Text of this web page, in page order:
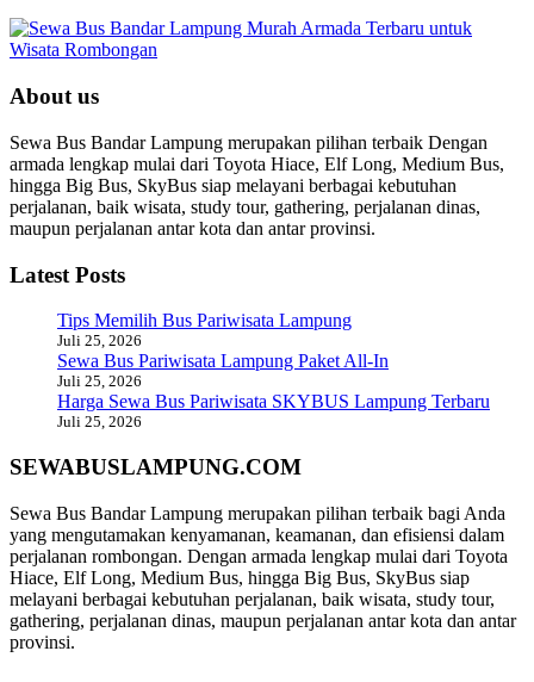
About us
Sewa Bus Bandar Lampung merupakan pilihan terbaik Dengan
armada lengkap mulai dari Toyota Hiace, Elf Long, Medium Bus,
hingga Big Bus, SkyBus siap melayani berbagai kebutuhan
perjalanan, baik wisata, study tour, gathering, perjalanan dinas,
maupun perjalanan antar kota dan antar provinsi.
Latest Posts
Tips Memilih Bus Pariwisata Lampung
Juli 25, 2026
Sewa Bus Pariwisata Lampung Paket All-In
Juli 25, 2026
Harga Sewa Bus Pariwisata SKYBUS Lampung Terbaru
Juli 25, 2026
SEWABUSLAMPUNG.COM
Sewa Bus Bandar Lampung merupakan pilihan terbaik bagi Anda
yang mengutamakan kenyamanan, keamanan, dan efisiensi dalam
perjalanan rombongan. Dengan armada lengkap mulai dari Toyota
Hiace, Elf Long, Medium Bus, hingga Big Bus, SkyBus siap
melayani berbagai kebutuhan perjalanan, baik wisata, study tour,
gathering, perjalanan dinas, maupun perjalanan antar kota dan antar
provinsi.